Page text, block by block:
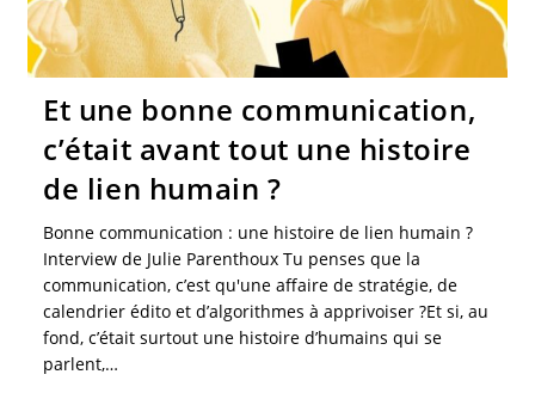
Et une bonne communication,
c’était avant tout une histoire
de lien humain ?
Bonne communication : une histoire de lien humain ?
Interview de Julie Parenthoux Tu penses que la
communication, c’est qu'une affaire de stratégie, de
calendrier édito et d’algorithmes à apprivoiser ?Et si, au
fond, c’était surtout une histoire d’humains qui se
parlent,…